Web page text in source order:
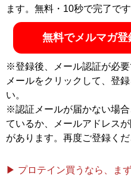
ます。無料・10秒で完了です
無料でメルマガ
※登録後、メール認証が必
メールをクリックして、登
い。
※認証メールが届かない場
ているか、メールアドレス
があります。再度ご登録くだ
▶ プロテイン買うなら、まず